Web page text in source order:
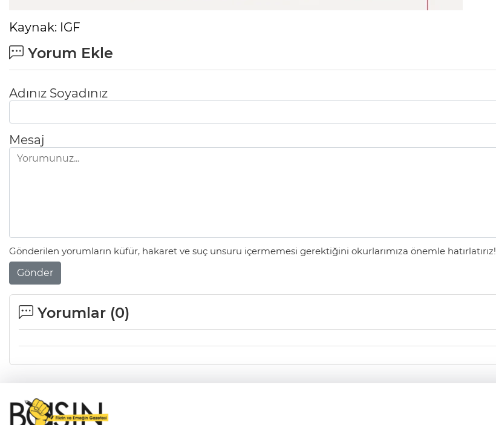
Kaynak: IGF
Yorum Ekle
Adınız Soyadınız
Mesaj
Gönderilen yorumların küfür, hakaret ve suç unsuru içermemesi gerektiğini okurlarımıza önemle hatırlatırız!
Gönder
Yorumlar (0)